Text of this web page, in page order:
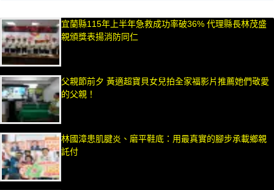
宜蘭縣115年上半年急救成功率破36% 代理縣長林茂盛
親頒獎表揚消防同仁
父親節前夕 黃適超寶貝女兒拍全家福影片推薦她們敬愛
的父親！
林國漳患肌腱炎、磨平鞋底：用最真實的腳步承載鄉親
託付